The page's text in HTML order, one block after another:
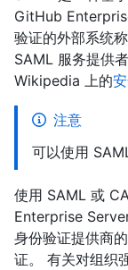
GitHub
验证的外部系统
SAML 服务提供
Wikipedia 上的
注意
可以使用
使用 SAML 或
Enterprise
身份验证提供商
证。 有关对组织